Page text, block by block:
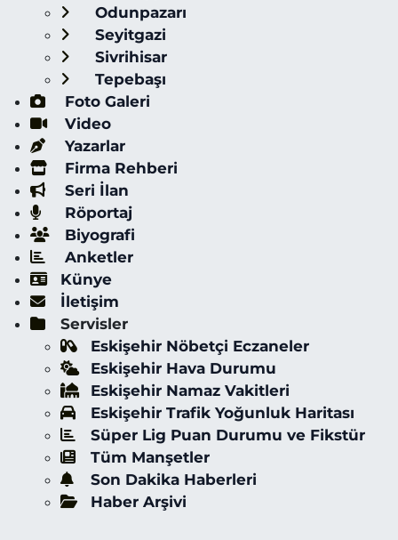
Odunpazarı
Seyitgazi
Sivrihisar
Tepebaşı
Foto Galeri
Video
Yazarlar
Firma Rehberi
Seri İlan
Röportaj
Biyografi
Anketler
Künye
İletişim
Servisler
Eskişehir Nöbetçi Eczaneler
Eskişehir Hava Durumu
Eskişehir Namaz Vakitleri
Eskişehir Trafik Yoğunluk Haritası
Süper Lig Puan Durumu ve Fikstür
Tüm Manşetler
Son Dakika Haberleri
Haber Arşivi